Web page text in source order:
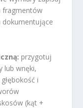
fragmentów
dokumentujące
przygotuj
lub wnęki,
i
(kąt +